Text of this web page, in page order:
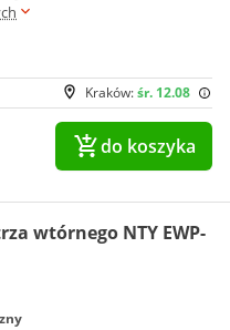
Kraków:śr. 12.08
do koszyka
wtórnego NTY EWP-